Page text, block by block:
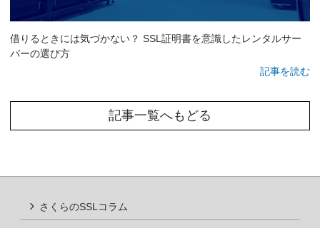
借りるときには気づかない？ SSL証明書を意識したレンタルサー
バーの選び方
記事を読む
記事一覧へもどる
さくらのSSLコラム